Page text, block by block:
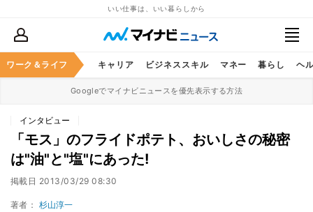
いい仕事は、いい暮らしから
ワーク＆ライフ キャリア ビジネススキル マネー 暮らし ヘ
Googleでマイナビニュースを優先表示する方法
インタビュー
「モス」のフライドポテト、おいしさの秘密
は"油"と"塩"にあった!
掲載日 2013/03/29 08:30
著者： 杉山淳一